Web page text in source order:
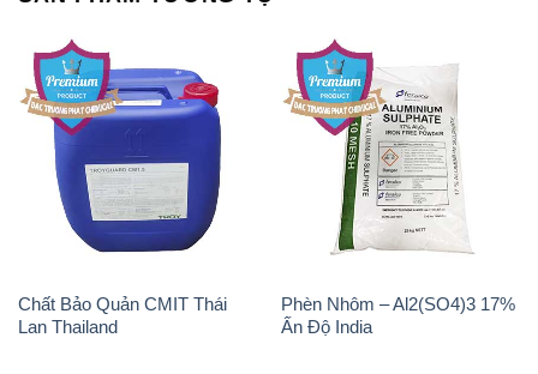
Chất Bảo Quản CMIT Thái
Lan Thailand
Phèn Nhôm – Al2(SO4)3 17%
Ấn Độ India